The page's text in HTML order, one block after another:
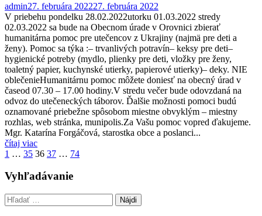
admin27. februára 202227. februára 2022
V priebehu pondelku 28.02.2022utorku 01.03.2022 stredy
02.03.2022 sa bude na Obecnom úrade v Orovnici zbierať
humanitárna pomoc pre utečencov z Ukrajiny (najmä pre deti a
ženy). Pomoc sa týka :– trvanlivých potravín– keksy pre deti–
hygienické potreby (mydlo, plienky pre deti, vložky pre ženy,
toaletný papier, kuchynské utierky, papierové utierky)– deky. NIE
oblečenieHumanitárnu pomoc môžete doniesť na obecný úrad v
časeod 07.30 – 17.00 hodiny.V stredu večer bude odovzdaná na
odvoz do utečeneckých táborov. Ďalšie možnosti pomoci budú
oznamované priebežne spôsobom miestne obvyklým – miestny
rozhlas, web stránka, munipolis.Za Vašu pomoc vopred ďakujeme.
Mgr. Katarína Forgáčová, starostka obce a poslanci...
čítaj viac
Stránkovanie
príspevkov
1 … 35 36 37 … 74
Vyhľadávanie
Hľadať: